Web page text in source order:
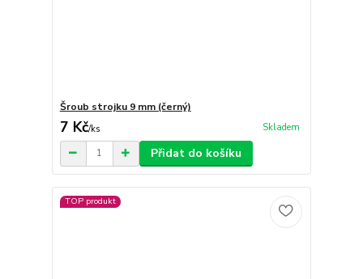
Šroub strojku 9 mm (černý)
7 Kč/ks Skladem
Přidat do košíku
TOP produkt